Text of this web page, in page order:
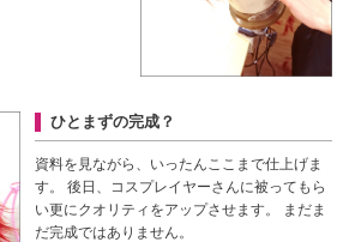
ひとまずの完成？
資料を見ながら、いったんここまで仕上げま
す。
後日、コスプレイヤーさんに被ってもら
い更にクオリティをアップさせます。
まだま
だ完成ではありません。